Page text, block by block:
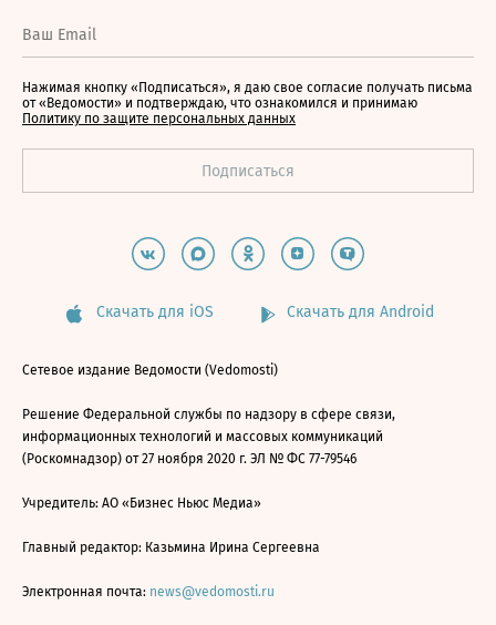
Нажимая кнопку «Подписаться», я даю свое согласие получать письма
от «Ведомости» и подтверждаю, что ознакомился и принимаю
Политику по защите персональных данных
Скачать для iOS Скачать для Android
Сетевое издание Ведомости (Vedomosti)
Решение Федеральной службы по надзору в сфере связи,
информационных технологий и массовых коммуникаций
(Роскомнадзор) от 27 ноября 2020 г. ЭЛ № ФС 77-79546
Учредитель: АО «Бизнес Ньюс Медиа»
Главный редактор: Казьмина Ирина Сергеевна
Электронная почта: news@vedomosti.ru